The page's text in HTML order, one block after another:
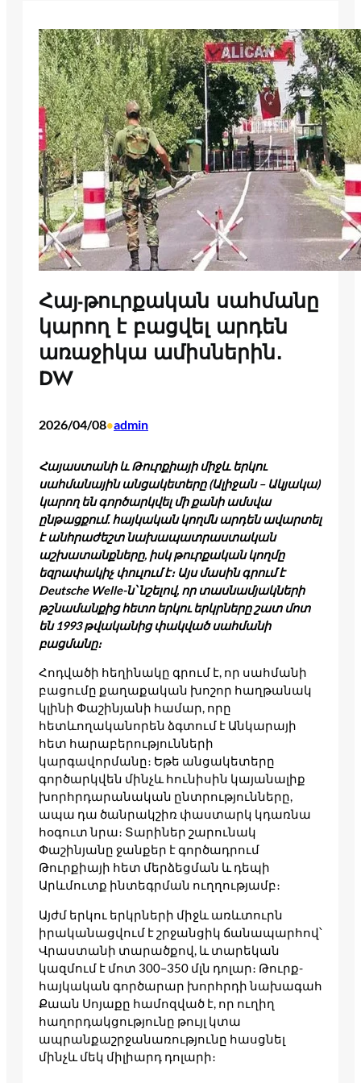
Հայ-թուրքական սահմանը
կարող է բացվել արդեն
առաջիկա ամիսներին․
DW
2026/04/08•admin
Հայաստանի և Թուրքիայի միջև երկու
սահմանային անցակետերը (Ալիջան – Ակյակա)
կարող են գործարկվել մի քանի ամսվա
ընթացքում. հայկական կողմն արդեն ավարտել
է անհրաժեշտ նախապատրաստական
աշխատանքները, իսկ թուրքական կողմը
եզրափակիչ փուլում է։ Այս մասին գրում է
Deutsche Welle-ն՝ նշելով, որ տասնամյակների
թշնամանքից հետո երկու երկրները շատ մոտ
են 1993 թվականից փակված սահմանի
բացմանը։
Հոդվածի հեղինակը գրում է, որ սահմանի
բացումը քաղաքական խոշոր հաղթանակ
կլինի Փաշինյանի համար, որը
հետևողականորեն ձգտում է Անկարայի
հետ հարաբերությունների
կարգավորմանը։ Եթե անցակետերը
գործարկվեն մինչև հունիսին կայանալիք
խորհրդարանական ընտրությունները,
ապա դա ծանրակշիռ փաստարկ կդառնա
հօգուտ նրա։ Տարիներ շարունակ
Փաշինյանը ջանքեր է գործադրում
Թուրքիայի հետ մերձեցման և դեպի
Արևմուտք ինտեգրման ուղղությամբ։
Այժմ երկու երկրների միջև առևտուրն
իրականացվում է շրջանցիկ ճանապարհով՝
Վրաստանի տարածքով, և տարեկան
կազմում է մոտ 300–350 մլն դոլար։ Թուրք-
հայկական գործարար խորհրդի նախագահ
Քաան Սոյաքը համոզված է, որ ուղիղ
հաղորդակցությունը թույլ կտա
ապրանքաշրջանառությունը հասցնել
մինչև մեկ միլիարդ դոլարի։